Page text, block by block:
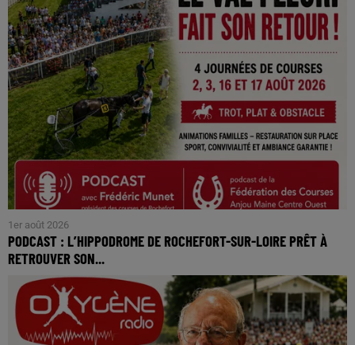
1er août 2026
PODCAST : L’HIPPODROME DE ROCHEFORT-SUR-LOIRE PRÊT À
RETROUVER SON...